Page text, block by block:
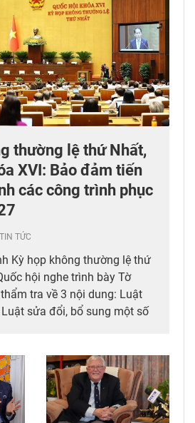
thường lệ thứ Nhất,
XVI: Bảo đảm tiến
các công trình phục
TIN TỨC
Kỳ họp không thường lệ thứ
hội nghe trình bày Tờ
tra về 3 nội dung: Luật
sửa đổi, bổ sung một số
Luật sửa đổi, bổ sung
Tần số vô tuyến điện,
Giao dịch điện tử và Luật
nghệ. Sau đó, Quốc hội thảo